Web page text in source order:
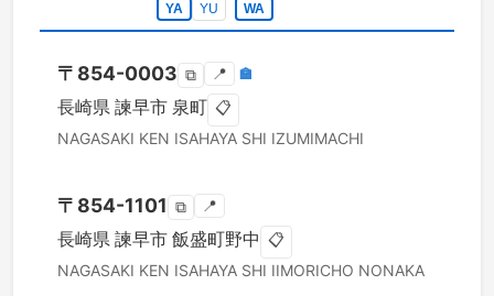
YA
YU WA
〒 854-0003 ⧉ 📍 🏣
長崎県 諫早市 泉町 📋
NAGASAKI KEN ISAHAYA SHI IZUMIMACHI
〒 854-1101 ⧉ 📍
長崎県 諫早市 飯盛町野中 📋
NAGASAKI KEN ISAHAYA SHI IIMORICHO NONAKA